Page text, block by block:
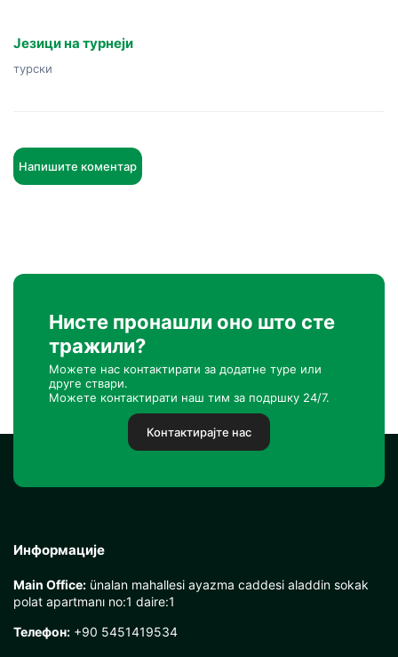
Језици на турнеји
турски
Напишите коментар
Нисте пронашли оно што сте
тражили?
Можете нас контактирати за додатне туре или
друге ствари.
Можете контактирати наш тим за подршку 24/7.
Контактирајте нас
Информације
Main Office: ünalan mahallesi ayazma caddesi aladdin sokak
polat apartmanı no:1 daire:1
Телефон: +90 5451419534